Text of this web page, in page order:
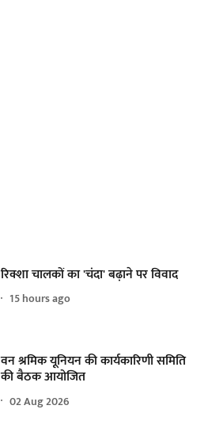
रिक्शा चालकों का 'चंदा' बढ़ाने पर विवाद
15 hours ago
वन श्रमिक यूनियन की कार्यकारिणी समिति
की बैठक आयोजित
02 Aug 2026